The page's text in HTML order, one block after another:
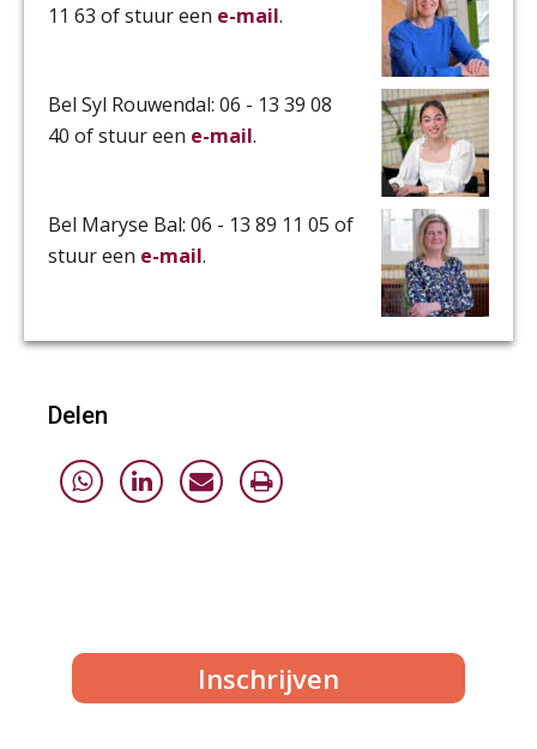
11 63 of stuur een e-mail.
Bel Syl Rouwendal: 06 - 13 39 08
40 of stuur een e-mail.
Bel Maryse Bal: 06 - 13 89 11 05 of
stuur een e-mail.
Delen
Inschrijven